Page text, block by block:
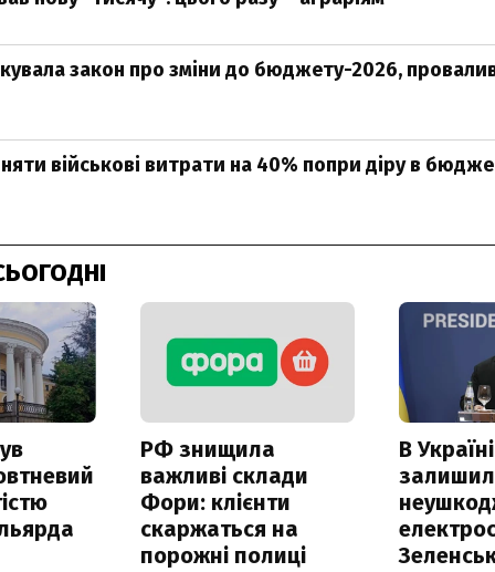
закон про зміни до бюджету-2026,
військові витрати на 40% попри діру в
РФ знищила
важливі склади
Фори: клієнти
скаржаться на
порожні полиці
В